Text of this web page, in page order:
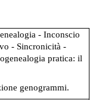
- Inconscio
- Sincronicità -
pratica: il
genogrammi.